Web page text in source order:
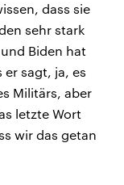
dass sie
sehr stark
Biden hat
er sagt, ja, es
Militärs, aber
letzte Wort
wir das getan